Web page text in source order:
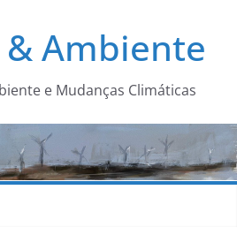
de ferramentas
Ambiente
e Mudanças Climáticas